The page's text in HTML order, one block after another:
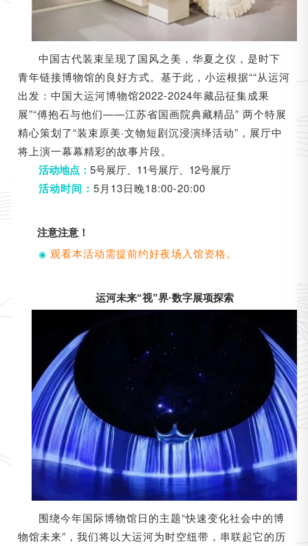
中国古代装束呈现了国风之美，华夏之仪，是时下
青年链接博物馆的良好方式。基于此，小运根据““从运河
出发：中国大运河博物馆2022-2024年藏品征集成果
展”“傅抱石与他们——江苏省国画院典藏精品” 两个特展
精心策划了“装束原美·文物短剧沉浸演绎活动”，展厅中
将上演一幕幕精彩的故事片段。
活动地点： 5号展厅、11号展厅、12号展厅
活动时间： 5月13日晚18:00-20:00
注意注意！
◉ 观看本活动需提前约好夜场入馆资格。
运河未来“视”界·数字展项探索
围绕今年国际博物馆日的主题“快速变化社会中的博
物馆未来”，我们将以大运河为时空纽带，串联起它的历